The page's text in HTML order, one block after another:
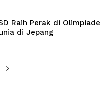
Raih Perak di Olimpiade
di Jepang